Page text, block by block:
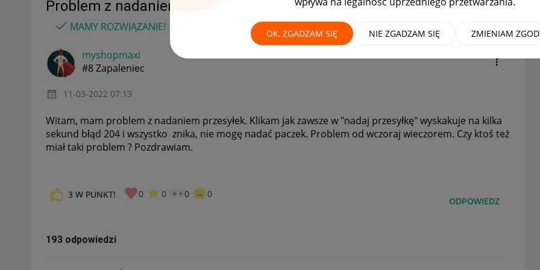
OK, ZGADZAM SIĘ NIE ZGADZAM SIĘ ZMIENIAM
Problem z nadaniem paczki przez "nadaj przesyłkę"
MAMY ROZWIĄZANIE!
myshopmaxi
#8 Zapaleniec
‎11-03-2022 07:13
Witam, mam problem z nadaniem przesyłek. Klikam jak zawsze w "nadaj przesyłkę" wyskakuje na kilka
sekund błąd 204 i wszystko znika, nie mogę nadać paczek. Problem od wczoraj wieczorem. Czy ktoś też
miał taki problem ? Pozdrawiam.
3 W PUNKT! 0 0 0 0
ODPOWIEDZ
193 odpowiedzi